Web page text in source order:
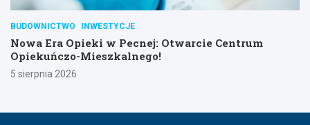
BUDOWNICTWO INWESTYCJE
Nowa Era Opieki w Pecnej: Otwarcie Centrum
Opiekuńczo-Mieszkalnego!
5 sierpnia 2026